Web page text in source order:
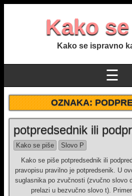
Kako
Kako se ispravno
☰
OZNAKA:
potpredsednik ili
Kako se piše
Slovo P
Kako se piše potpredsednik ili
pravopisu pravilno je potpredsenik. U
suglasnika po zvučnosti (zvučno slovo
prelazi u bezvučno slovo t).